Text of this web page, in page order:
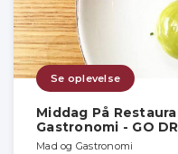
Se oplevelse
Middag På
Gastronomi - GO
Mad og Gastronomi